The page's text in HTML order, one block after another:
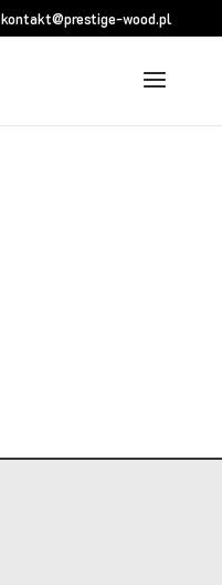
kontakt@prestige-wood.pl